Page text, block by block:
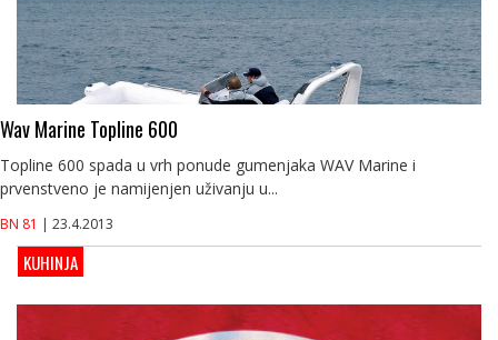
Wav Marine Topline 600
Topline 600 spada u vrh ponude gumenjaka WAV Marine i
prvenstveno je namijenjen uživanju u...
BN 81 | 23.4.2013
KUHINJA